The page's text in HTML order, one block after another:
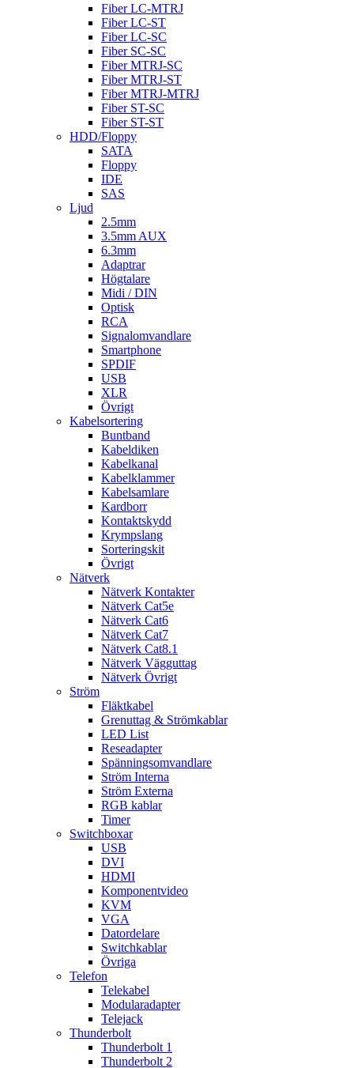
Fiber LC-MTRJ
Fiber LC-ST
Fiber LC-SC
Fiber SC-SC
Fiber MTRJ-SC
Fiber MTRJ-ST
Fiber MTRJ-MTRJ
Fiber ST-SC
Fiber ST-ST
HDD/Floppy
SATA
Floppy
IDE
SAS
Ljud
2.5mm
3.5mm AUX
6.3mm
Adaptrar
Högtalare
Midi / DIN
Optisk
RCA
Signalomvandlare
Smartphone
SPDIF
USB
XLR
Övrigt
Kabelsortering
Buntband
Kabeldiken
Kabelkanal
Kabelklammer
Kabelsamlare
Kardborr
Kontaktskydd
Krympslang
Sorteringskit
Övrigt
Nätverk
Nätverk Kontakter
Nätverk Cat5e
Nätverk Cat6
Nätverk Cat7
Nätverk Cat8.1
Nätverk Vägguttag
Nätverk Övrigt
Ström
Fläktkabel
Grenuttag & Strömkablar
LED List
Reseadapter
Spänningsomvandlare
Ström Interna
Ström Externa
RGB kablar
Timer
Switchboxar
USB
DVI
HDMI
Komponentvideo
KVM
VGA
Datordelare
Switchkablar
Övriga
Telefon
Telekabel
Modularadapter
Telejack
Thunderbolt
Thunderbolt 1
Thunderbolt 2